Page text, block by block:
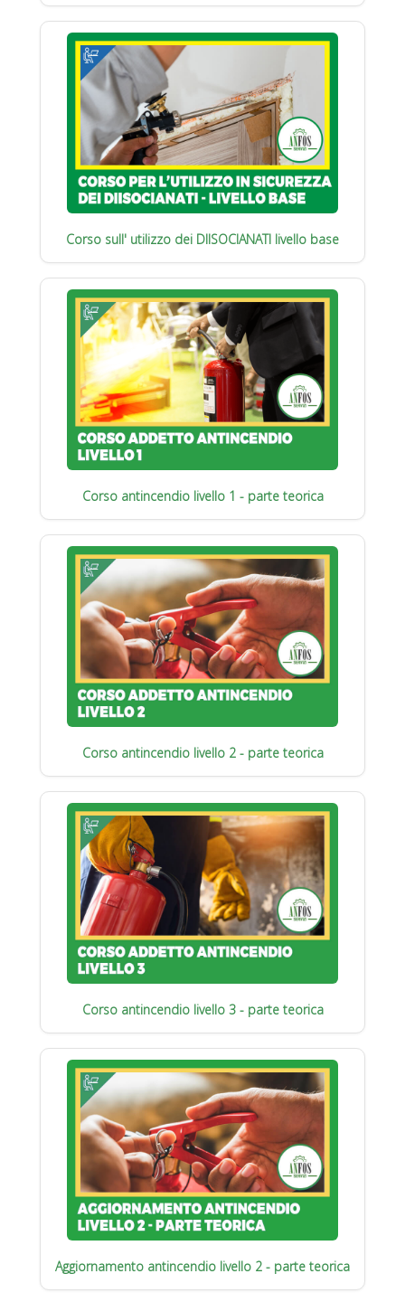
Corso sull' utilizzo dei DIISOCIANATI livello base
Corso antincendio livello 1 - parte teorica
Corso antincendio livello 2 - parte teorica
Corso antincendio livello 3 - parte teorica
Aggiornamento antincendio livello 2 - parte teorica